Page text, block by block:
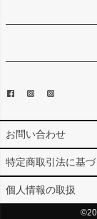
お問い合わせ
特定商取引法に基
個人情報の取扱